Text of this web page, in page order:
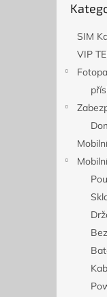
SIM
VIP